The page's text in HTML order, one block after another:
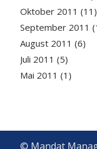
Oktober 2011 (11)
September 2011
August 2011 (6)
Juli 2011 (5)
Mai 2011 (1)
© Mandat